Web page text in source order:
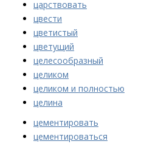
царствовать
цвести
цветистый
цветущий
целесообразный
целиком
целиком и полностью
целина
цементировать
цементироваться